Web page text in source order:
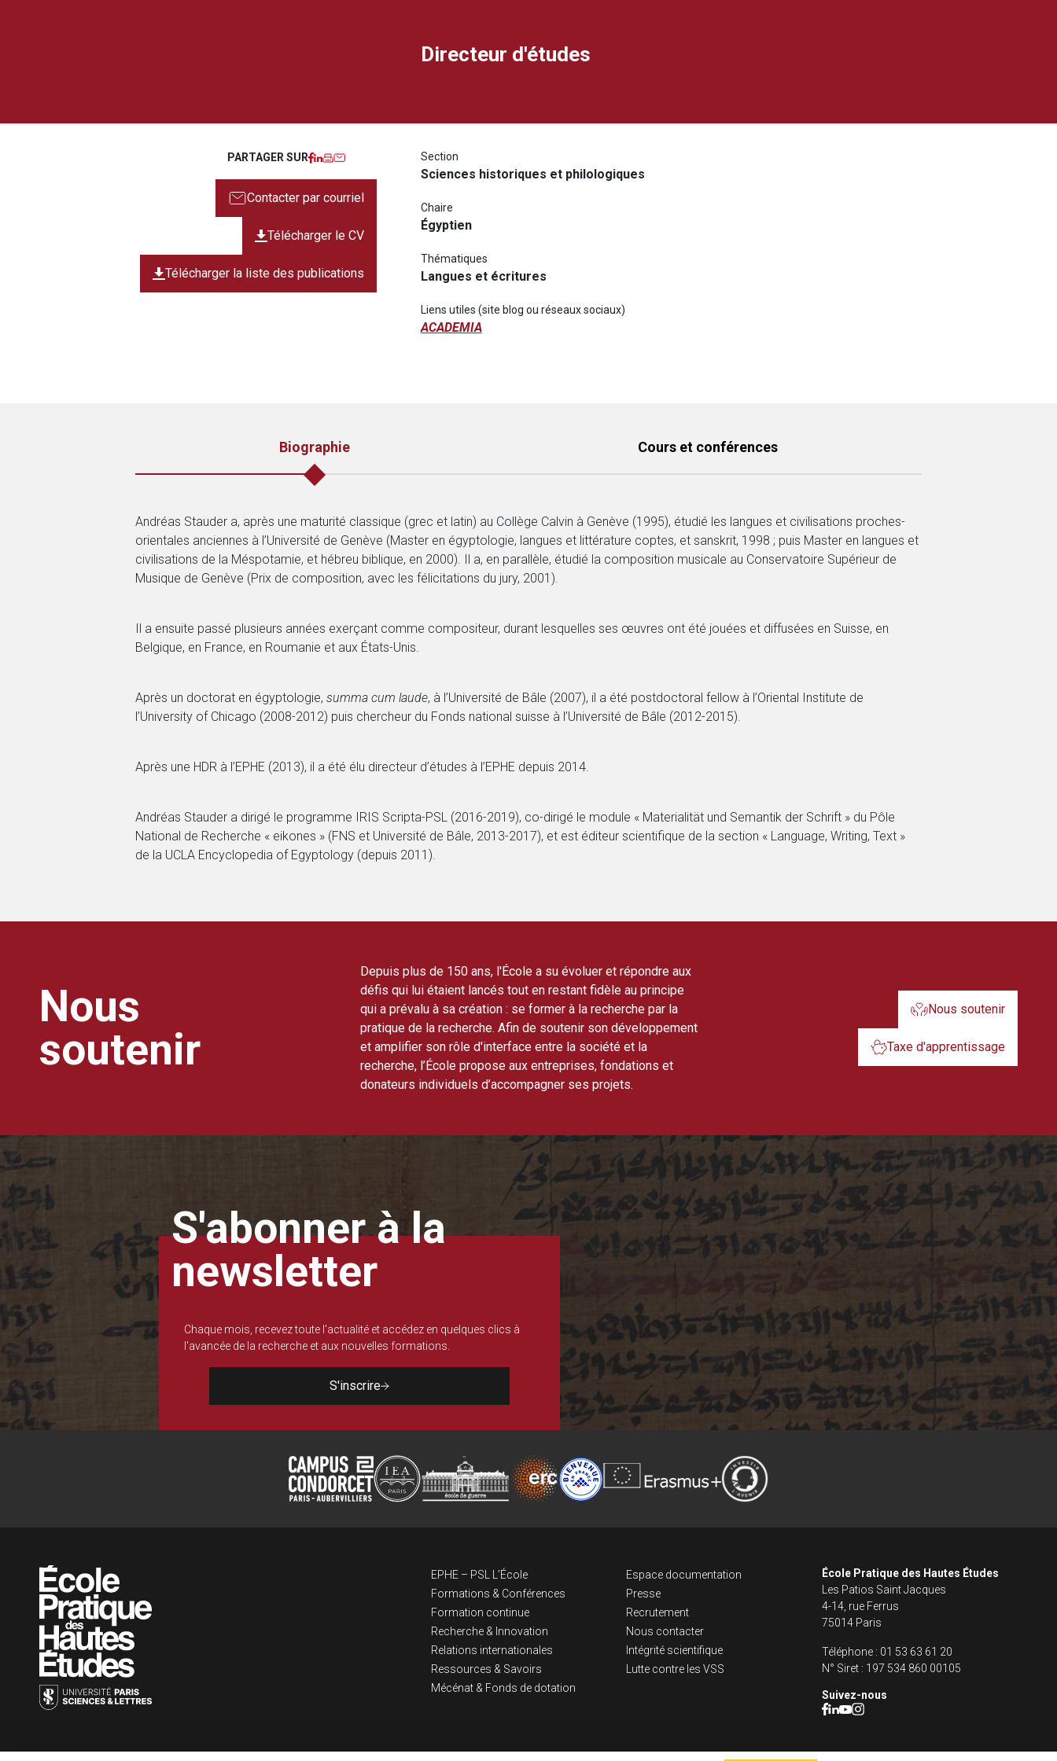
PARTAGER SUR Facebook
LinkedIn
Imprimer
Courriel
Contacter par courriel
Télécharger le CV
Télécharger la liste des publications
Directeur d'études
Section
Sciences historiques et philologiques
Chaire
Égyptien
Thématiques
Langues et écritures
Liens utiles (site blog ou réseaux sociaux)
ACADEMIA
Biographie Cours et conférences
Andréas Stauder a, après une maturité classique (grec et latin) au Collège Calvin à Genève (1995), étudié les langues et civilisations proches-
orientales anciennes à l’Université de Genève (Master en égyptologie, langues et littérature coptes, et sanskrit, 1998 ; puis Master en langues et
civilisations de la Méspotamie, et hébreu biblique, en 2000). Il a, en parallèle, étudié la composition musicale au Conservatoire Supérieur de
Musique de Genève (Prix de composition, avec les félicitations du jury, 2001).
Il a ensuite passé plusieurs années exerçant comme compositeur, durant lesquelles ses œuvres ont été jouées et diffusées en Suisse, en
Belgique, en France, en Roumanie et aux États-Unis.
Après un doctorat en égyptologie, summa cum laude, à l’Université de Bâle (2007), il a été postdoctoral fellow à l’Oriental Institute de
l’University of Chicago (2008-2012) puis chercheur du Fonds national suisse à l’Université de Bâle (2012-2015).
Après une HDR à l’EPHE (2013), il a été élu directeur d’études à l’EPHE depuis 2014.
Andréas Stauder a dirigé le programme IRIS Scripta-PSL (2016-2019), co-dirigé le module « Materialität und Semantik der Schrift » du Pôle
National de Recherche « eikones » (FNS et Université de Bâle, 2013-2017), et est éditeur scientifique de la section « Language, Writing, Text »
de la UCLA Encyclopedia of Egyptology (depuis 2011).
Nous
soutenir
Depuis plus de 150 ans, l'École a su évoluer et répondre aux
défis qui lui étaient lancés tout en restant fidèle au principe
qui a prévalu à sa création : se former à la recherche par la
pratique de la recherche. Afin de soutenir son développement
et amplifier son rôle d'interface entre la société et la
recherche, l’École propose aux entreprises, fondations et
donateurs individuels d’accompagner ses projets.
Nous soutenir
Taxe d'apprentissage
S'abonner à la
newsletter
Chaque mois, recevez toute l'actualité et accédez en quelques clics à
l'avancée de la recherche et aux nouvelles formations.
S'inscrire
Navigation principale dans le
EPHE – PSL L’École
Formations & Conférences
Formation continue
Recherche & Innovation
Relations internationales
Ressources & Savoirs
Mécénat & Fonds de dotation
Liens footer
Espace documentation
Presse
Recrutement
Nous contacter
Intégrité scientifique
Lutte contre les VSS
École Pratique des Hautes Études
Les Patios Saint Jacques
4-14, rue Ferrus
75014 Paris
Téléphone : 01 53 63 61 20
N° Siret : 197 534 860 00105
Suivez-nous